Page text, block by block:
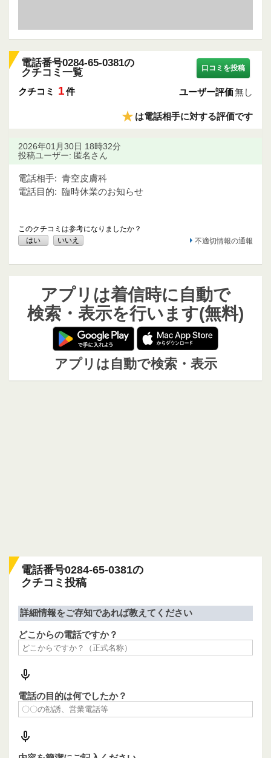
電話番号0284-65-0381の
クチコミ一覧
口コミを投稿
クチコミ 1件 ユーザー評価無し
★は電話相手に対する評価です
2026年01月30日 18時32分
投稿ユーザー: 匿名さん
電話相手: 青空皮膚科
電話目的: 臨時休業のお知らせ
このクチコミは参考になりましたか？
はい
いいえ 不適切情報の通報
アプリは着信時に自動で
検索・表示を行います(無料)
アプリは自動で検索・表示
電話番号0284-65-0381の
クチコミ投稿
詳細情報をご存知であれば教えてください
どこからの電話ですか？
電話の目的は何でしたか？